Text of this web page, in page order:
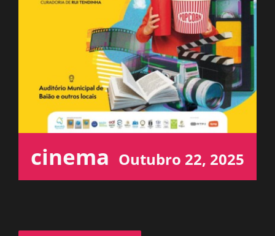
ESPAÇO OUVINTE
CONTACTOS
OUVIR
cinema Outubro 22, 2025